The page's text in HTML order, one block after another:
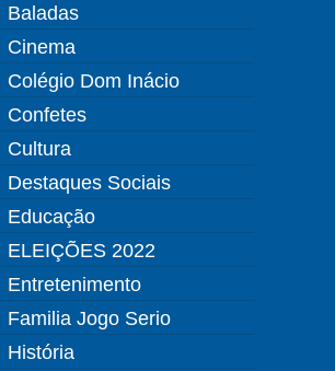
Baladas
Cinema
Colégio Dom Inácio
Confetes
Cultura
Destaques Sociais
Educação
ELEIÇÕES 2022
Entretenimento
Familia Jogo Serio
História